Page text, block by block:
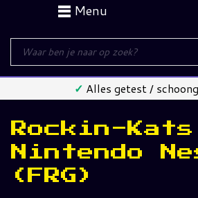
Menu
Producten
zoeken
✓ Alles getest /
Rockin-Kats
Nintendo
(FRG)